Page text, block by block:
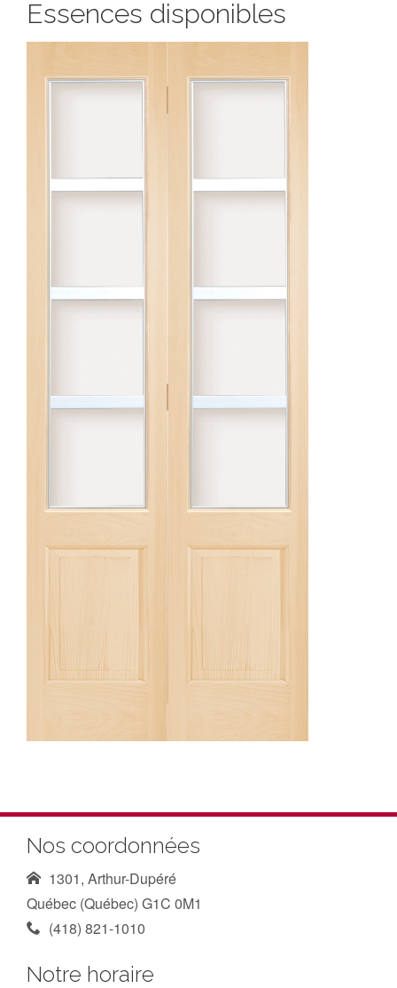
Essences disponibles
Nos coordonnées
1301, Arthur-Dupéré
Québec (Québec) G1C 0M1
(418) 821-1010
Notre horaire